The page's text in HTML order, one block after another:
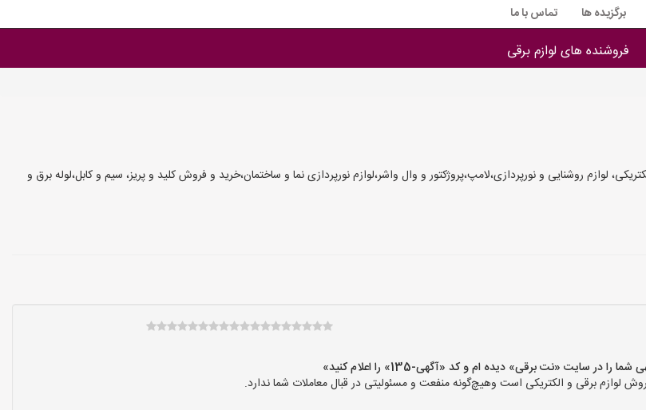
برگزیده ها تماس با ما
فروشنده های لوازم برقی
لوازم روشنایی و نورپردازی،لامپ،پروژکتور و وال واشر،لوازم نورپردازی نما و ساختمان،خرید و فروش کلید و پریز، سیم و کابل،لوله برق و
سایت «نت برقی» دیده ام و کد «آگهی-135» را اعلام کنید»
لوازم برقی و الکتریکی است وهیچ‌گونه منفعت و مسئولیتی در قبال معاملات شما ندارد.